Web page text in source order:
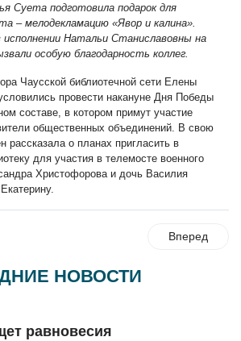
Суета подготовила подарок для
–мелодекламацию «Явор и калина».
Натальи Станиславовны на
особую благодарность коллег.
Чаусской библиотечной сети Елены
провести накануне Дня Победы
составе, в котором примут участие
общественных объединений. В свою
рассказала о планах пригласить в
для участия в телемосте военного
Христофорова и дочь Василия
Вперед
НОВОСТИ
равновесия